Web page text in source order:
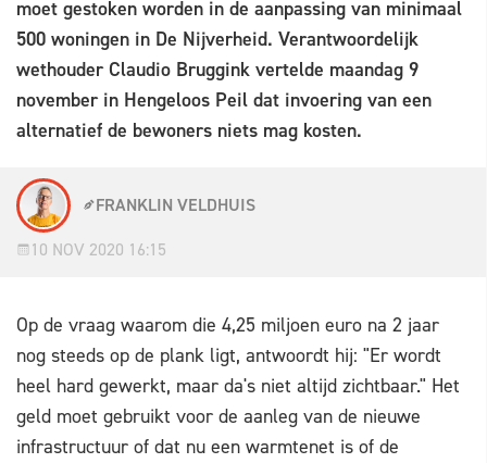
moet gestoken worden in de aanpassing van minimaal
500 woningen in De Nijverheid. Verantwoordelijk
wethouder Claudio Bruggink vertelde maandag 9
november in Hengeloos Peil dat invoering van een
alternatief de bewoners niets mag kosten.
FRANKLIN VELDHUIS
10 NOV 2020 16:15
Op de vraag waarom die 4,25 miljoen euro na 2 jaar
nog steeds op de plank ligt, antwoordt hij: "Er wordt
heel hard gewerkt, maar da's niet altijd zichtbaar." Het
geld moet gebruikt voor de aanleg van de nieuwe
infrastructuur of dat nu een warmtenet is of de